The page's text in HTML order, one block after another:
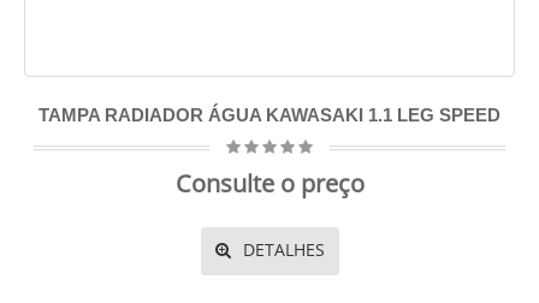
TAMPA RADIADOR ÁGUA KAWASAKI 1.1 LEG SPEED
Consulte o preço
DETALHES